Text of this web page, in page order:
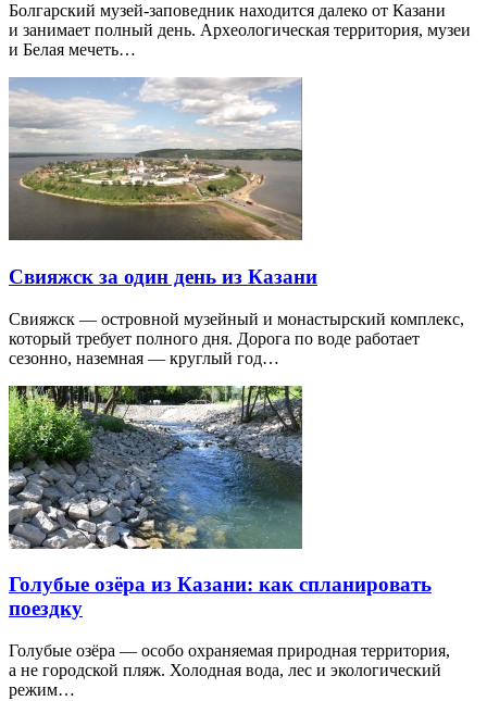
Болгарский музей-заповедник находится далеко от Казани
и занимает полный день. Археологическая территория, музеи
и Белая мечеть…
Свияжск за один день из Казани
Свияжск — островной музейный и монастырский комплекс,
который требует полного дня. Дорога по воде работает
сезонно, наземная — круглый год…
Голубые озёра из Казани: как спланировать
поездку
Голубые озёра — особо охраняемая природная территория,
а не городской пляж. Холодная вода, лес и экологический
режим…